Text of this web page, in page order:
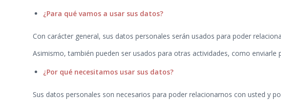
¿Para qué vamos a usar sus datos?
Con carácter general, sus datos personales serán usados para poder
Asimismo, también pueden ser usados para otras actividades, como
¿Por qué necesitamos usar sus datos?
Sus datos personales son necesarios para poder relacionarnos con usted y